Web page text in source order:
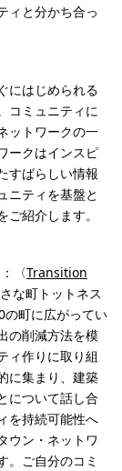
ィと分かち合っ
にはじめられる
コミュニティに
ットワークの一
ークはインスピ
すばらしい情報
ニティを基盤と
紹介します。
：〈Transition
な町トットネス
の町に広がってい
の削減方法を模
ィ作りに取り組
に集まり、建築
について話し合
を持続可能性へ
ウン・ネットワ
。ご自分のコミ